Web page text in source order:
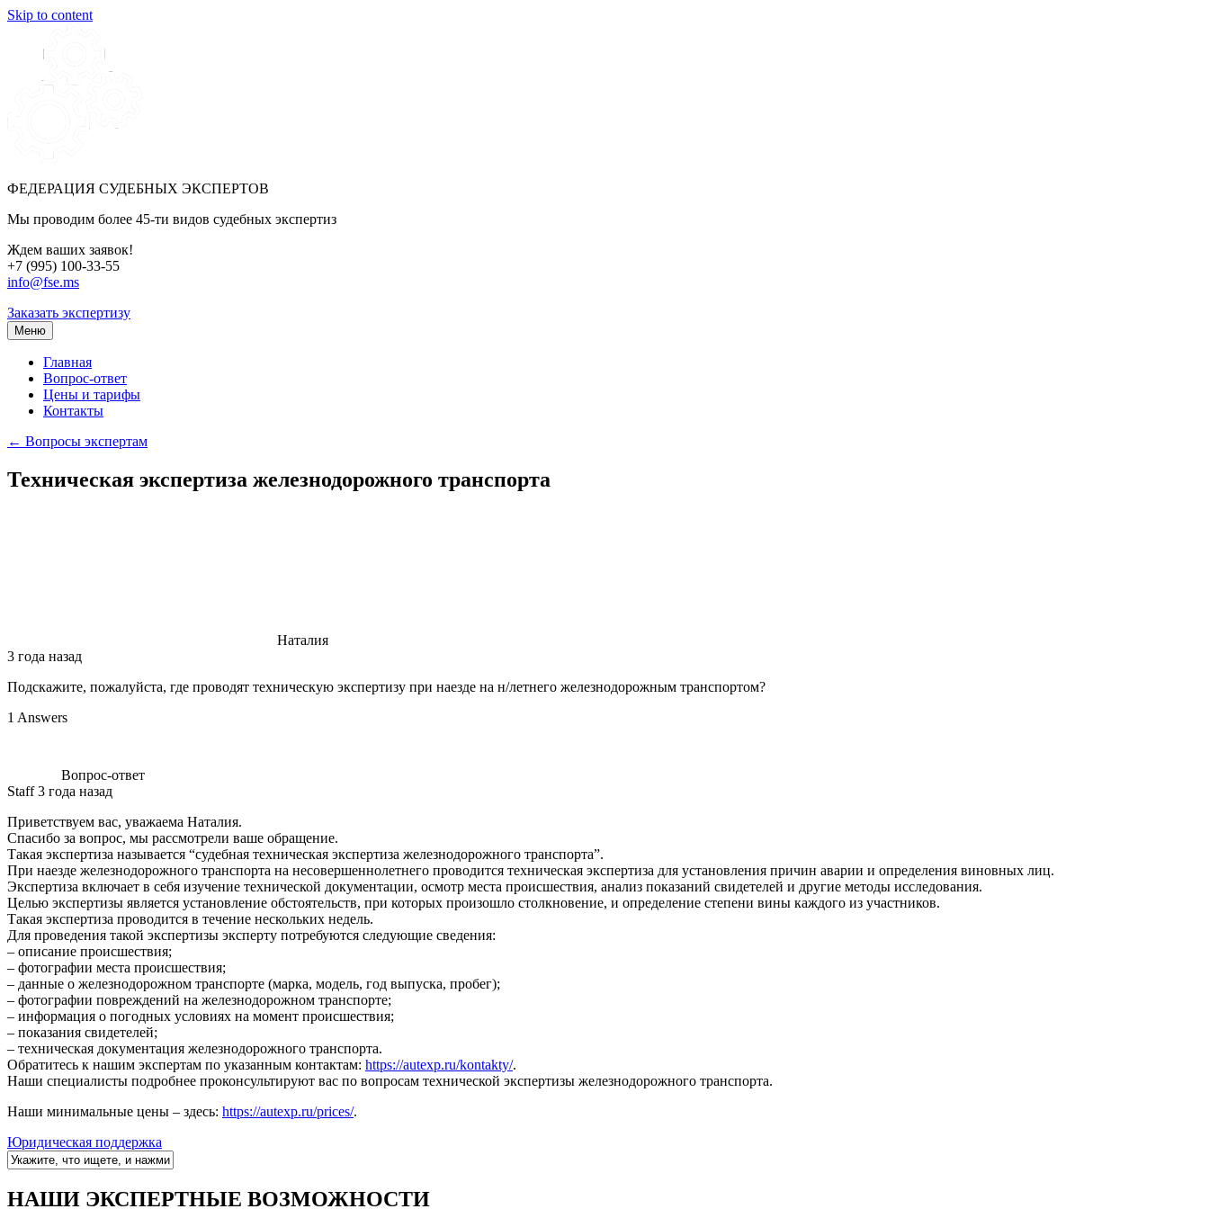
Skip to content
ФЕДЕРАЦИЯ СУДЕБНЫХ ЭКСПЕРТОВ
Мы проводим более 45-ти видов судебных экспертиз
Ждем ваших заявок!
+7 (995) 100-33-55
info@fse.ms
Заказать экспертизу
Меню
Главная
Вопрос-ответ
Цены и тарифы
Контакты
← Вопросы экспертам
Техническая экспертиза железнодорожного транспорта
Наталия
3 года назад
Подскажите, пожалуйста, где проводят техническую экспертизу при наезде на н/летнего железнодорожным транспортом?
1 Answers
Вопрос-ответ
Staff3 года назад
Приветствуем вас, уважаема Наталия.
Спасибо за вопрос, мы рассмотрели ваше обращение.
Такая экспертиза называется “судебная техническая экспертиза железнодорожного транспорта”.
При наезде железнодорожного транспорта на несовершеннолетнего проводится техническая экспертиза для установления причин аварии и определения виновных лиц.
Экспертиза включает в себя изучение технической документации, осмотр места происшествия, анализ показаний свидетелей и другие методы исследования.
Целью экспертизы является установление обстоятельств, при которых произошло столкновение, и определение степени вины каждого из участников.
Такая экспертиза проводится в течение нескольких недель.
Для проведения такой экспертизы эксперту потребуются следующие сведения:
– описание происшествия;
– фотографии места происшествия;
– данные о железнодорожном транспорте (марка, модель, год выпуска, пробег);
– фотографии повреждений на железнодорожном транспорте;
– информация о погодных условиях на момент происшествия;
– показания свидетелей;
– техническая документация железнодорожного транспорта.
Обратитесь к нашим экспертам по указанным контактам: https://autexp.ru/kontakty/.
Наши специалисты подробнее проконсультируют вас по вопросам технической экспертизы железнодорожного транспорта.
Наши минимальные цены – здесь: https://autexp.ru/prices/.
Юридическая поддержка
НАШИ ЭКСПЕРТНЫЕ ВОЗМОЖНОСТИ